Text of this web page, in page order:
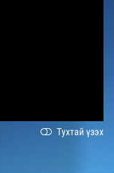
Тухтай үзэх